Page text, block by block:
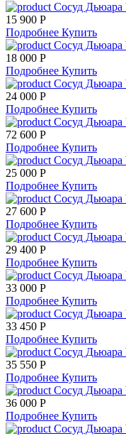
Сосуд Дьюара
15 900 Р
Подробнее Купить
Сосуд Дьюара
18 000 Р
Подробнее Купить
Сосуд Дьюара
24 000 Р
Подробнее Купить
Сосуд Дьюара
72 600 Р
Подробнее Купить
Сосуд Дьюара
25 000 Р
Подробнее Купить
Сосуд Дьюара
27 600 Р
Подробнее Купить
Сосуд Дьюара
29 400 Р
Подробнее Купить
Сосуд Дьюара
33 000 Р
Подробнее Купить
Сосуд Дьюара
33 450 Р
Подробнее Купить
Сосуд Дьюара
35 550 Р
Подробнее Купить
Сосуд Дьюара
36 000 Р
Подробнее Купить
Сосуд Дьюара